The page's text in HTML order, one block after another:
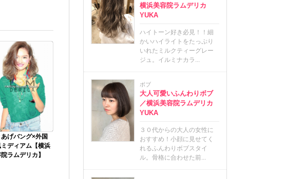
げバング×外国
ミディアム【横浜
ラムデリカ】
横浜美容院ラムデリカ
YUKA
ハイトーン好き必見！！細
かいハイライトをたっぷり
いれたミルクティーグレー
ジュ。イルミナカラ...
ボブ
大人可愛いふんわりボブ
／横浜美容院ラムデリカ
YUKA
３０代からの大人の女性に
おすすめ！小顔に見せてく
れるふんわりボブスタイ
ル。骨格に合わせた前...